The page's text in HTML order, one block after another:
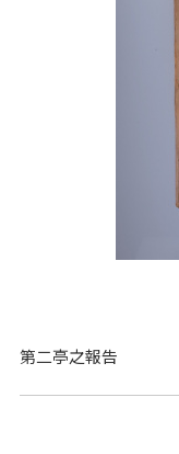
第二亭之報告